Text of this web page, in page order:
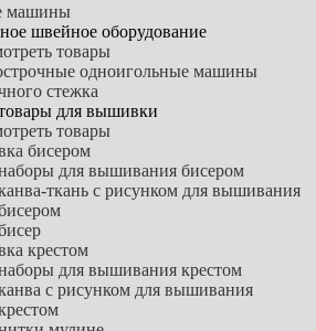
машины
швейное оборудование
товары
одноигольные машины
стежка
для вышивки
товары
бисером
для вышивания бисером
ткань с рисунком для вышивания
крестом
для вышивания крестом
с рисунком для вышивания